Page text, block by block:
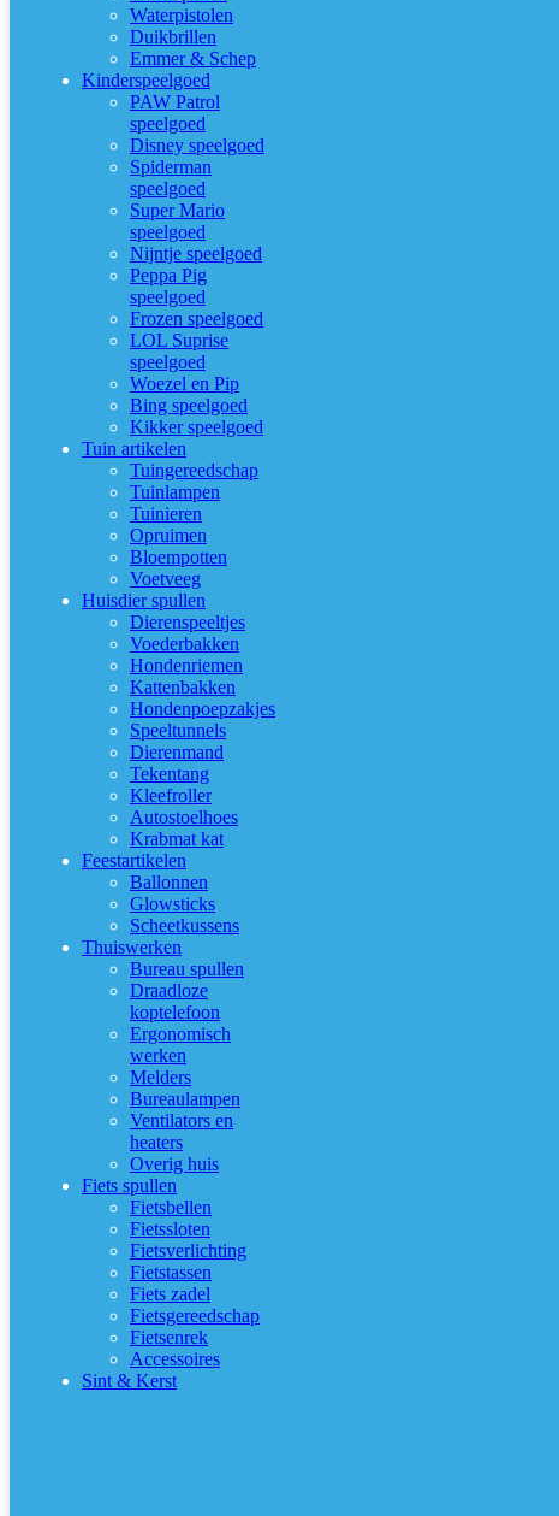
Waterpistolen
Duikbrillen
Emmer & Schep
Kinderspeelgoed
PAW Patrol
speelgoed
Disney speelgoed
Spiderman
speelgoed
Super Mario
speelgoed
Nijntje speelgoed
Peppa Pig
speelgoed
Frozen speelgoed
LOL Suprise
speelgoed
Woezel en Pip
Bing speelgoed
Kikker speelgoed
Tuin artikelen
Tuingereedschap
Tuinlampen
Tuinieren
Opruimen
Bloempotten
Voetveeg
Huisdier spullen
Dierenspeeltjes
Voederbakken
Hondenriemen
Kattenbakken
Hondenpoepzakjes
Speeltunnels
Dierenmand
Tekentang
Kleefroller
Autostoelhoes
Krabmat kat
Feestartikelen
Ballonnen
Glowsticks
Scheetkussens
Thuiswerken
Bureau spullen
Draadloze
koptelefoon
Ergonomisch
werken
Melders
Bureaulampen
Ventilators en
heaters
Overig huis
Fiets spullen
Fietsbellen
Fietssloten
Fietsverlichting
Fietstassen
Fiets zadel
Fietsgereedschap
Fietsenrek
Accessoires
Sint & Kerst